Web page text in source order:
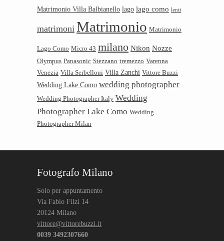
Matrimonio Villa Balbianello lago lago como lenti
matrimoni Matrimonio Matrimonio
Lago Como Micro 43 milano Nikon Nozze
Olympus Panasonic Stezzano tremezzo Varenna
Venezia Villa Serbelloni Villa Zanchi Vittore Buzzi
Wedding Lake Como wedding photographer
Wedding Photographer Italy Wedding
Photographer Lake Como Wedding
Photographer Milan
Fotografo Milano
Solo per appuntamento
Via Fabio Filzi 14
20124 Milano
vittore@vittorebuzzi.it
0039 3492307660